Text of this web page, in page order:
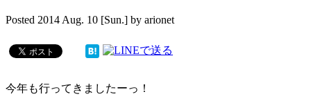
Posted 2014 Aug. 10 [Sun.] by arionet
今年も行ってきましたーっ！